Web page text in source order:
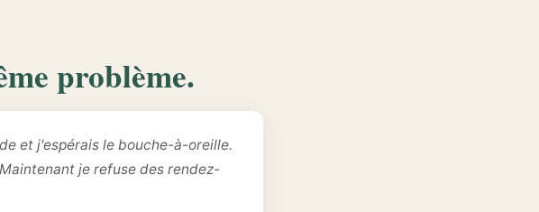
problème.
et j'espérais le bouche-à-oreille.
je refuse des rendez-